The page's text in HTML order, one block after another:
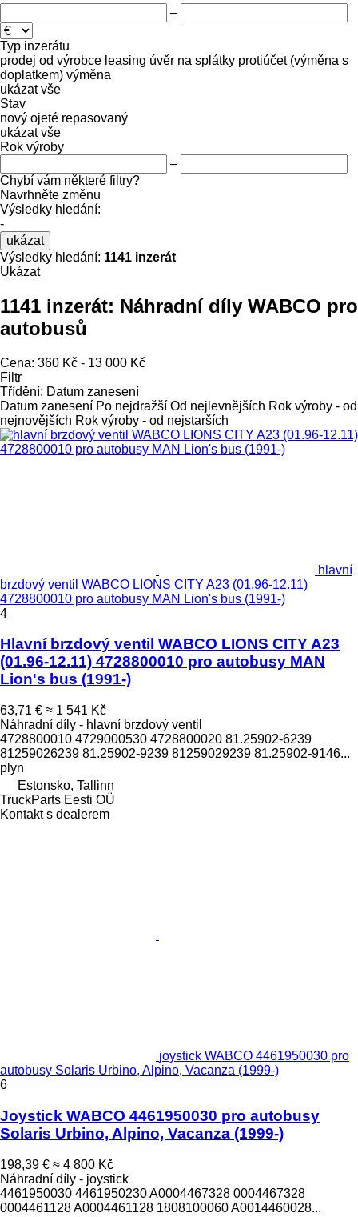
–
Typ inzerátu
prodej od výrobce leasing úvěr na splátky protiúčet (výměna s
doplatkem) výměna
ukázat vše
Stav
nový ojeté repasovaný
ukázat vše
Rok výroby
–
Chybí vám některé filtry?
Navrhněte změnu
Výsledky hledání:
-
ukázat
Výsledky hledání: 1141 inzerát
Ukázat
1141 inzerát: Náhradní díly WABCO pro
autobusů
Cena: 360 Kč - 13 000 Kč
Filtr
Třídění: Datum zanesení
Datum zanesení Po nejdražší Od nejlevnějších Rok výroby - od
nejnovějších Rok výroby - od nejstarších
hlavní
brzdový ventil WABCO LIONS CITY A23 (01.96-12.11)
4728800010 pro autobusy MAN Lion's bus (1991-)
4
Hlavní brzdový ventil WABCO LIONS CITY A23
(01.96-12.11) 4728800010 pro autobusy MAN
Lion's bus (1991-)
63,71 € ≈ 1 541 Kč
Náhradní díly - hlavní brzdový ventil
4728800010 4729000530 4728800020 81.25902-6239
81259026239 81.25902-9239 81259029239 81.25902-9146...
plyn
Estonsko, Tallinn
TruckParts Eesti OÜ
Kontakt s dealerem
joystick WABCO 4461950030 pro
autobusy Solaris Urbino, Alpino, Vacanza (1999-)
6
Joystick WABCO 4461950030 pro autobusy
Solaris Urbino, Alpino, Vacanza (1999-)
198,39 € ≈ 4 800 Kč
Náhradní díly - joystick
4461950030 4461950230 A0004467328 0004467328
0004461128 A0004461128 1808100060 A0014460028...